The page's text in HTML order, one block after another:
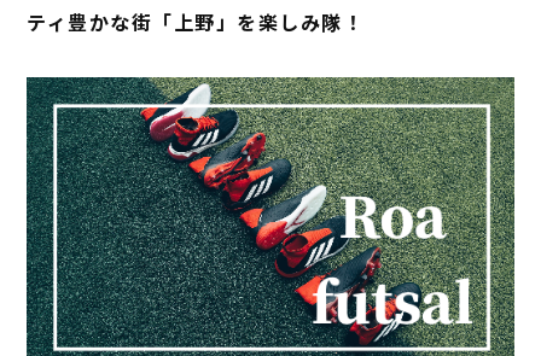
ティ豊かな街「上野」を楽しみ隊！